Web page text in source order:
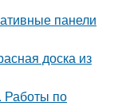
панели
доска из
Работы по